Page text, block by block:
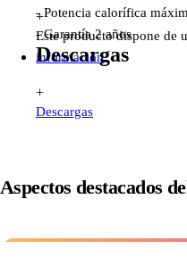
- Potencia calorífica
- Garantía 2 años
+
Este producto dispone de
información
Descargas
+
Descargas
Aspectos destacados